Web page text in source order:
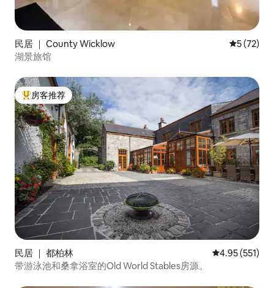
民居 ｜ County Wicklow 平均评分
5 (72)
湖景旅馆
热门「房客推荐」
房客推荐
民居 ｜ 都柏林 平均评分 4.95
4.95 (551)
带游泳池和桑拿浴室的Old World Stables房源。